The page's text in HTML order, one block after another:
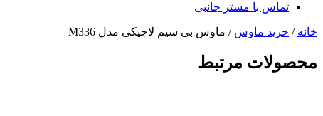
تماس با مستر جانبی
خانه / خرید ماوس / ماوس بی سیم لاجیکی مدل M336
محصولات مرتبط